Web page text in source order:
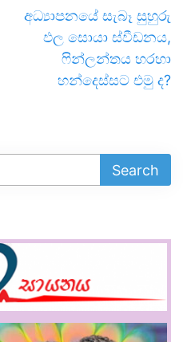
අධ්‍යාපනයේ සැබෑ සුහුරු
ඵල සොයා ස්වීඩනය,
ෆින්ලන්තය හරහා
හන්දෙස්සට එමු ද?